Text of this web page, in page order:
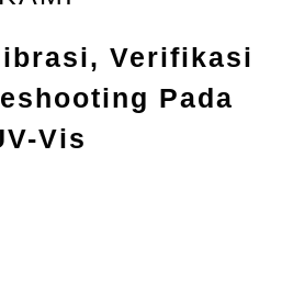
Verifikasi
Pada
Vis